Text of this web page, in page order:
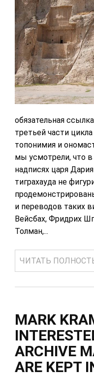
обязательная
третьей части
топонимия и
мы усмотрели, что
надписях царя
тиграхауда не
и переводов таких
Вейсбах, Фридрих
Толман,...
ЧИТАТЬ
MARK
ARCHIVE
ARE KEPT